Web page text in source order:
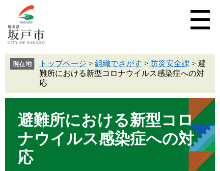
トップページ > 組織でさがす > 防災安全課 > 避
難所における新型コロナウイルス感染症への対
応
避難所における新型コロ
ナウイルス感染症への対
応